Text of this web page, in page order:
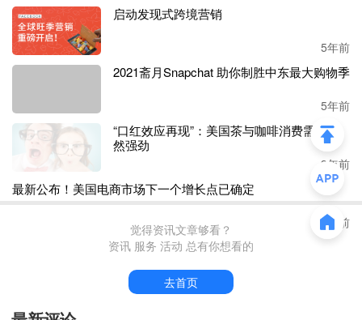
成年美国消费者。这份数据或许不够有代表性，但仍然可以
为在线卖家提供一些思路。
启动发现式跨境营销
5年前
2021斋月Snapchat 助你制胜中东最大购物季
5年前
3年前
最新公布！美国电商市场下一个增长点已确
3年前
觉得资讯文章够看？
资讯 服务 活动 总有你想看的
去首页